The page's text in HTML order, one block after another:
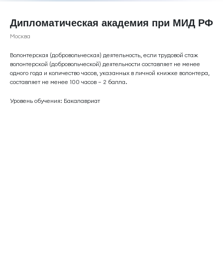
Дипломатическая академия при МИД РФ
Москва
Волонтерская (добровольческая) деятельность, если трудовой стаж
волонтерской (добровольческой) деятельности составляет не менее
одного года и количество часов, указанных в личной книжке волонтера,
составляет не менее 100 часов – 2 балла.
Уровень обучения: Бакалавриат